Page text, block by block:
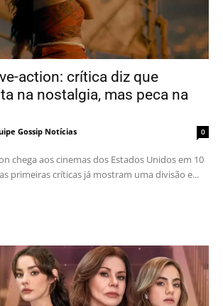
action: crítica diz que
na nostalgia, mas peca na
Gossip Notícias 0
chega aos cinemas dos Estados Unidos em 10
primeiras críticas já mostram uma divisão e...